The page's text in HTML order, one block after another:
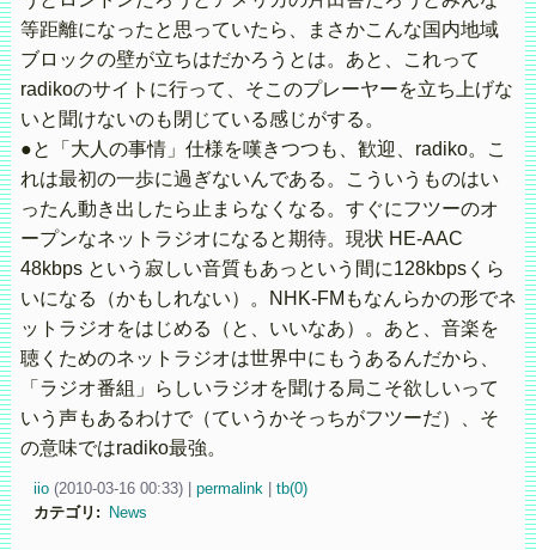
等距離になったと思っていたら、まさかこんな国内地域
ブロックの壁が立ちはだかろうとは。あと、これって
radikoのサイトに行って、そこのプレーヤーを立ち上げな
いと聞けないのも閉じている感じがする。
●と「大人の事情」仕様を嘆きつつも、歓迎、radiko。こ
れは最初の一歩に過ぎないんである。こういうものはい
ったん動き出したら止まらなくなる。すぐにフツーのオ
ープンなネットラジオになると期待。現状 HE-AAC
48kbps という寂しい音質もあっという間に128kbpsくら
いになる（かもしれない）。NHK-FMもなんらかの形でネ
ットラジオをはじめる（と、いいなあ）。あと、音楽を
聴くためのネットラジオは世界中にもうあるんだから、
「ラジオ番組」らしいラジオを聞ける局こそ欲しいって
いう声もあるわけで（ていうかそっちがフツーだ）、そ
の意味ではradiko最強。
iio (2010-03-16 00:33) permalink| tb(0)
カテゴリ : News